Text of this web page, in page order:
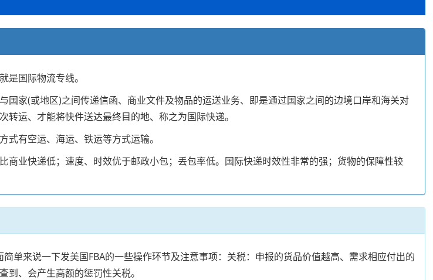
是国际物流专线。
家(或地区)之间传递信函、商业文件及物品的运送业务、即是通过国家之间的边境口岸和海关对
运、才能将快件送达最终目的地、称之为国际快递。
有空运、海运、铁运等方式运输。
业快递低；速度、时效优于邮政小包；丢包率低。国际快递时效性非常的强；货物的保障性较
单来说一下发美国FBA的一些操作环节及注意事项：关税：申报的货品价值越高、需求相应付出的
、会产生高额的惩罚性关税。